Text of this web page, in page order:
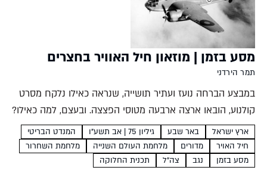
מסע בזמן | מוזאון חיל האוויר בחצרים
תמר הירדני
במבצע הברחה נועז ועתיר תושייה, שנראה כאילו נלקח מסרט
קולנוע, הובאו ארצה ארבעה מטוסי הפצצה. ובעצם, למה כאילו?
סרט קולנוע היה אכן מעורב במבצע, לצד טייס יהודי ממולח
ויפהפייה ניו זילנדית תמר הירדני לאן נוסעים?...
ארץ ישראל באר שבע גיליון 75 | אב תשע"ו
המנדט הבריטי
חיל האויר
מדורים מלחמת העולם השנייה
מלחמת השחרור
מסע בזמן
נגב צה"ל תכנית החלוקה